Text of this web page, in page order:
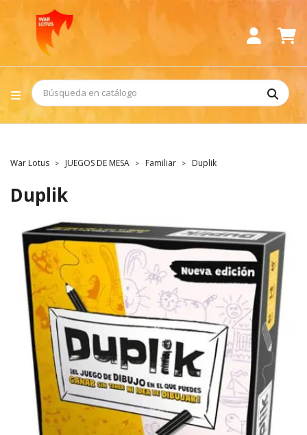
War Lotus JUEGOS DE MESA Familiar Duplik
Duplik